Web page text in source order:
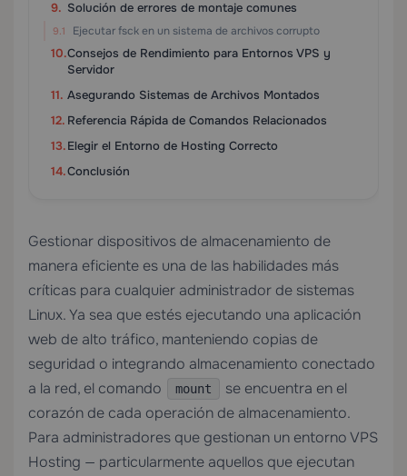
Solución de errores de montaje comunes
Ejecutar fsck en un sistema de archivos corrupto
Consejos de Rendimiento para Entornos VPS y
Servidor
Asegurando Sistemas de Archivos Montados
Referencia Rápida de Comandos Relacionados
Elegir el Entorno de Hosting Correcto
Conclusión
Gestionar dispositivos de almacenamiento de
manera eficiente es una de las habilidades más
críticas para cualquier administrador de sistemas
Linux. Ya sea que estés ejecutando una aplicación
web de alto tráfico, manteniendo copias de
seguridad o integrando almacenamiento conectado
a la red, el comando
mount
se encuentra en el
corazón de cada operación de almacenamiento.
Para administradores que gestionan un entornoVPS
Hosting — particularmente aquellos que ejecutan